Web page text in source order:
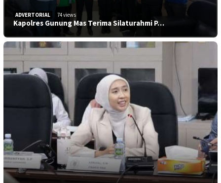
ADVERTORIAL 74 views
Kapolres Gunung Mas Terima Silaturahmi P…